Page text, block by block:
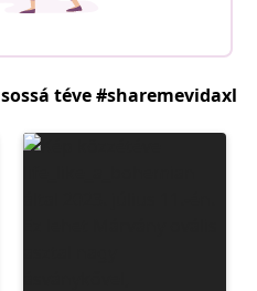
téve #sharemevidaxl